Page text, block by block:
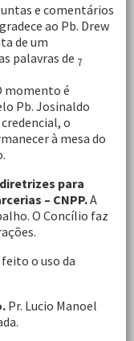
e comentários
ao Pb. Drew
de um
palavras de 7
momento é
Pb. Josinaldo
o
à mesa do
para
– CNPP.A
O Concílio faz
feito o uso da
Pr. Lucio Manoel